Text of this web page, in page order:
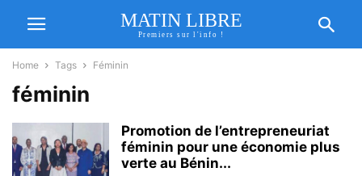
MATIN LIBRE
Premiers sur l'info !
Home Tags Féminin
féminin
Promotion de l’entrepreneuriat
féminin pour une économie plus
verte au Bénin...